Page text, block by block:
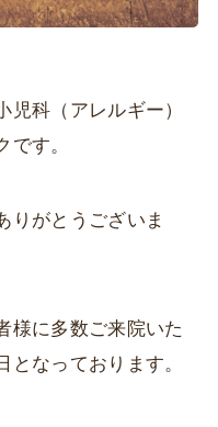
科（アレルギー）
す。
りがとうございま
様に多数ご来院いた
なっております。